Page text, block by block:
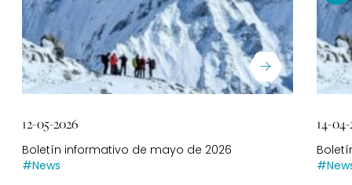
12-05-2026
Boletín informativo de mayo de 2026
#News
14-